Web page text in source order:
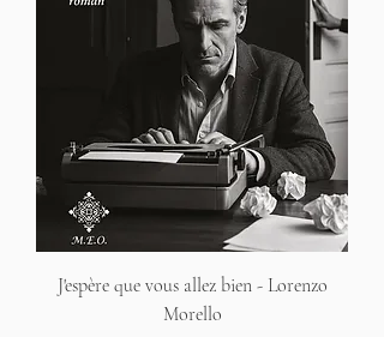
J'espère que vous allez bien - Lorenzo
Morello